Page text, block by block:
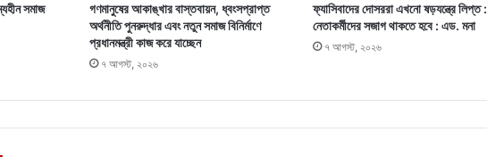
সমাজ
গণমানুষের আকাঙ্খার বাস্তবায়ন, ধ্বংসপ্রাপ্ত
অর্থনীতি পুনরুদ্ধার এবং নতুন সমাজ বিনির্মাণে
প্রধানমন্ত্রী কাজ করে যাচ্ছেন
৭ আগস্ট, ২০২৬
ফ্যাসিবাদের দোসররা এখনো ষড়যন্ত্রে লিপ্ত :
নেতাকর্মীদের সজাগ থাকতে হবে : এড. মনা
৭ আগস্ট, ২০২৬